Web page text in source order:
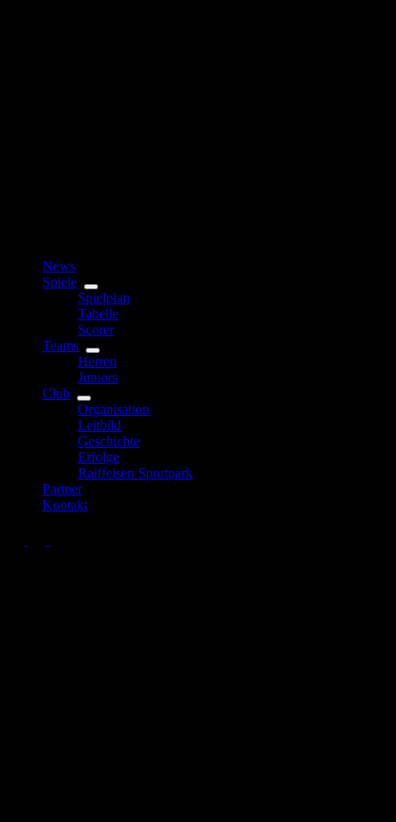
News
Spiele
Spielplan
Tabelle
Scorer
Teams
Herren
Juniors
Club
Organisation
Leitbild
Geschichte
Erfolge
Raiffeisen Sportpark
Partner
Kontakt